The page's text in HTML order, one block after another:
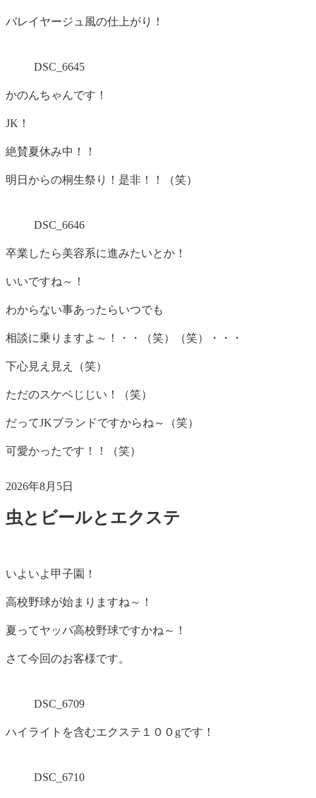
バレイヤージュ風の仕上がり！
DSC_6645
かのんちゃんです！
JK！
絶賛夏休み中！！
明日からの桐生祭り！是非！！（笑）
DSC_6646
卒業したら美容系に進みたいとか！
いいですね～！
わからない事あったらいつでも
相談に乗りますよ～！・・（笑）（笑）・・・
下心見え見え（笑）
ただのスケベじじい！（笑）
だってJKブランドですからね～（笑）
可愛かったです！！（笑）
投
日:
2026年8月5日
虫とビールとエクステ
いよいよ甲子園！
高校野球が始まりますね～！
夏ってヤッパ高校野球ですかね～！
さて今回のお客様です。
DSC_6709
ハイライトを含むエクステ１００gです！
DSC_6710